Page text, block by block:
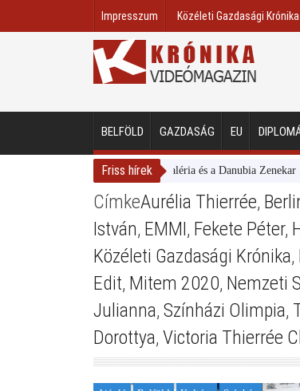
Impresszum Közéleti Gazdasági
BELFÖLD GAZDASÁG EU
Friss hírek
Magyar Nemzeti Galéria és a Danubia Zenekar
CímkeAurélia Thierrée,
István, EMMI, Fekete Péter,
Közéleti Gazdasági Krónika,
Edit, Mitem 2020, Nemzeti
Julianna, Színházi Olimpia,
Dorottya, Victoria Thierrée